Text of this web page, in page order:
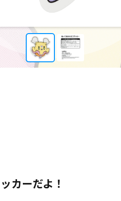
カーだよ！